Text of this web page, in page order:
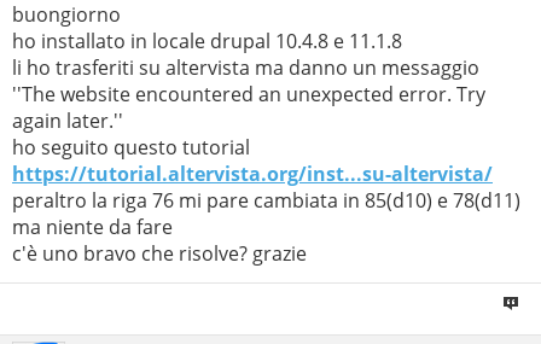
buongiorno
ho installato in locale drupal 10.4.8 e 11.1.8
li ho trasferiti su altervista ma danno un messaggio
''The website encountered an unexpected error. Try
again later.''
ho seguito questo tutorial
https://tutorial.altervista.org/inst...su-altervista/
peraltro la riga 76 mi pare cambiata in 85(d10) e 78(d11)
ma niente da fare
c'è uno bravo che risolve? grazie